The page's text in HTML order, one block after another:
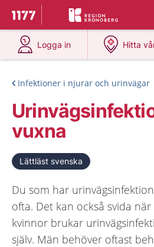
Till startsidan för 1177
Du har valt region
Logga in
på 1177.se
Hitta
på
Infektioner i njurar och urinvägar
vuxna
Lättläst svenska
Du som har
ofta. Det kan också svida
kvinnor brukar
själv. Män behöver oftast